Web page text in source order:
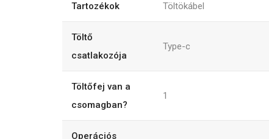
Tartozékok Töltökábel
Töltő
csatlakozója
Type-c
Töltőfej van a
csomagban?
1
Operációs